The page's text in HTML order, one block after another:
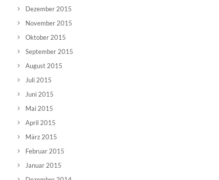
Dezember 2015
November 2015
Oktober 2015
September 2015
August 2015
Juli 2015
Juni 2015
Mai 2015
April 2015
März 2015
Februar 2015
Januar 2015